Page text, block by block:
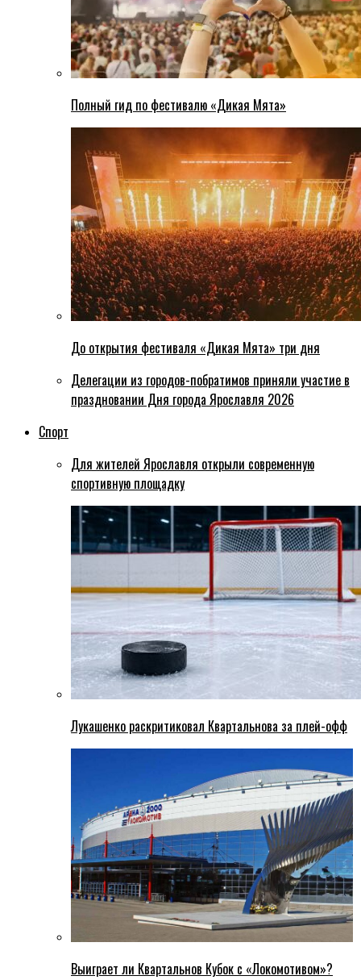
Полный гид по фестивалю «Дикая Мята»
До открытия фестиваля «Дикая Мята» три дня
Делегации из городов-побратимов приняли участие в
праздновании Дня города Ярославля 2026
Спорт
Для жителей Ярославля открыли современную
спортивную площадку
Лукашенко раскритиковал Квартальнова за плей-офф
Выиграет ли Квартальнов Кубок с «Локомотивом»?